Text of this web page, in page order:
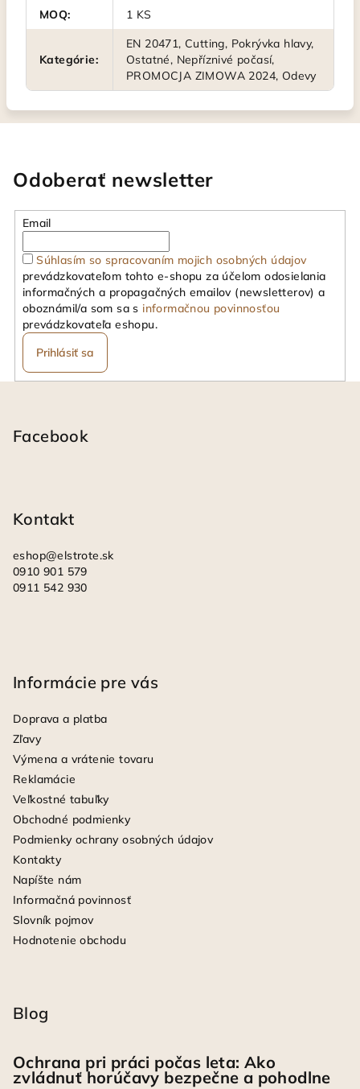
MOQ: 1 KS
Kategórie:
EN 20471, Cutting, Pokrývka hlavy,
Ostatné, Nepříznivé počasí,
PROMOCJA ZIMOWA 2024, Odevy
Odoberať newsletter
Email
Súhlasím so spracovaním mojich osobných údajov
prevádzkovateľom tohto e-shopu za účelom odosielania
informačných a propagačných emailov (newsletterov) a
oboznámil/a som sa s informačnou povinnosťou
prevádzkovateľa eshopu.
Prihlásiť sa
Facebook
Kontakt
eshop@elstrote.sk
0910 901 579
0911 542 930
Informácie pre vás
Doprava a platba
Zľavy
Výmena a vrátenie tovaru
Reklamácie
Veľkostné tabuľky
Obchodné podmienky
Podmienky ochrany osobných údajov
Kontakty
Napíšte nám
Informačná povinnosť
Slovník pojmov
Hodnotenie obchodu
Blog
Ochrana pri práci počas leta: Ako
zvládnuť horúčavy bezpečne a pohodlne